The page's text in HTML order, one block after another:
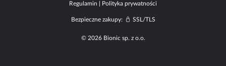
Regulamin Polityka prywatności
Bezpieczne zakupy: SSL/TLS
© 2026 Bionic sp. z o.o.